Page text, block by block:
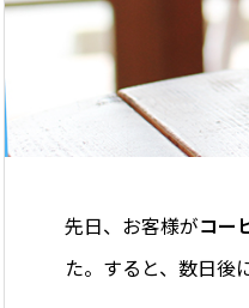
先日、お客様がコー
た。すると、数日後